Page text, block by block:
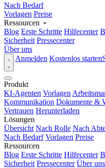
Nach Bedarf
Vorlagen Preise
Ressourcen
Blog Erste Schritte Hilfecenter
Sicherheit Pressecenter
Über uns
Anmelden Kostenlos starten
Produkt
KI-Agenten Vorlagen
Kommunikation Dokumente &
Vertrauen Herunterladen
Lösungen
Übersicht Nach Rolle Nach
Nach Bedarf Vorlagen Preise
Ressourcen
Blog Erste Schritte Hilfecenter
Sicherheit Pressecenter Über uns